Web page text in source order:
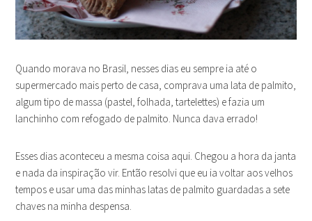
Quando morava no Brasil, nesses dias eu sempre ia até o
supermercado mais perto de casa, comprava uma lata de palmito,
algum tipo de massa (pastel, folhada, tartelettes) e fazia um
lanchinho com refogado de palmito. Nunca dava errado!
Esses dias aconteceu a mesma coisa aqui. Chegou a hora da janta
e nada da inspiração vir. Então resolvi que eu ia voltar aos velhos
tempos e usar uma das minhas latas de palmito guardadas a sete
chaves na minha despensa.